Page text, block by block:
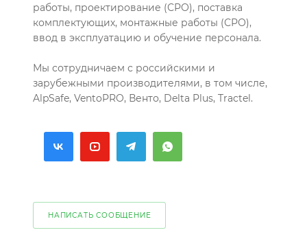
работы, проектирование (СРО), поставка
комплектующих, монтажные работы (СРО),
ввод в эксплуатацию и обучение персонала.
Мы сотрудничаем с российскими и
зарубежными производителями, в том числе,
AlpSafe, VentoPRO, Венто, Delta Plus, Tractel.
НАПИСАТЬ СООБЩЕНИЕ